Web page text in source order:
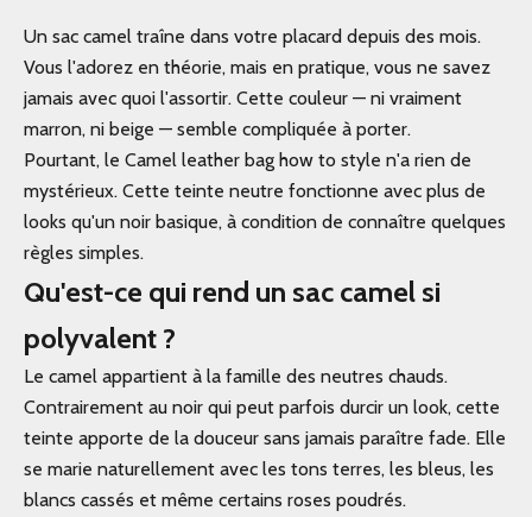
Un sac camel traîne dans votre placard depuis des mois.
Vous l'adorez en théorie, mais en pratique, vous ne savez
jamais avec quoi l'assortir. Cette couleur — ni vraiment
marron, ni beige — semble compliquée à porter.
Pourtant, le Camel leather bag how to style n'a rien de
mystérieux. Cette teinte neutre fonctionne avec plus de
looks qu'un noir basique, à condition de connaître quelques
règles simples.
Qu'est-ce qui rend un sac camel si
polyvalent ?
Le camel appartient à la famille des neutres chauds.
Contrairement au noir qui peut parfois durcir un look, cette
teinte apporte de la douceur sans jamais paraître fade. Elle
se marie naturellement avec les tons terres, les bleus, les
blancs cassés et même certains roses poudrés.